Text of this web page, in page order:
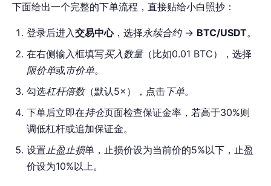
下面给出一个完整的下单流程，直接贴给小白照抄：
登录后进入交易中心，选择永续合约→ BTC/USDT。
在右侧输入框填写买入数量（比如0.01 BTC），选择
限价单或市价单。
勾选杠杆倍数（默认5×），点击下单。
下单后立即在持仓页面检查保证金率，若高于30%则
调低杠杆或追加保证金。
设置止盈止损单，止损价设为当前价的5%以下，止盈
价设为10%以上。